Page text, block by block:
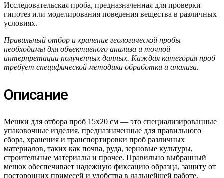
Исследовательская проба, предназначенная для проверки
гипотез или моделирования поведения вещества в различных
условиях.
Правильный отбор и хранение геологической пробы
необходимы для объективного анализа и точной
интерпретации полученных данных. Каждая категория проб
требует специфической методики обработки и анализа.
Описание
Мешки для отбора проб 15х20 см — это специализированные
упаковочные изделия, предназначенные для правильного
сбора, хранения и транспортировки проб различных
материалов, таких как почва, руда, зерновые культуры,
строительные материалы и прочее. Правильно выбранный
мешок обеспечивает надежную фиксацию образца, защиту от
посторонних примесей и удобства в дальнейшей работе.